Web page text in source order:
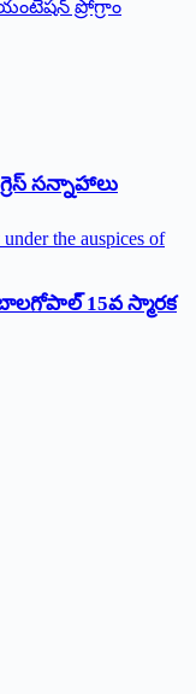
ప్రోగ్రాం
‌సన్నాహాలు
15వ స్మారక